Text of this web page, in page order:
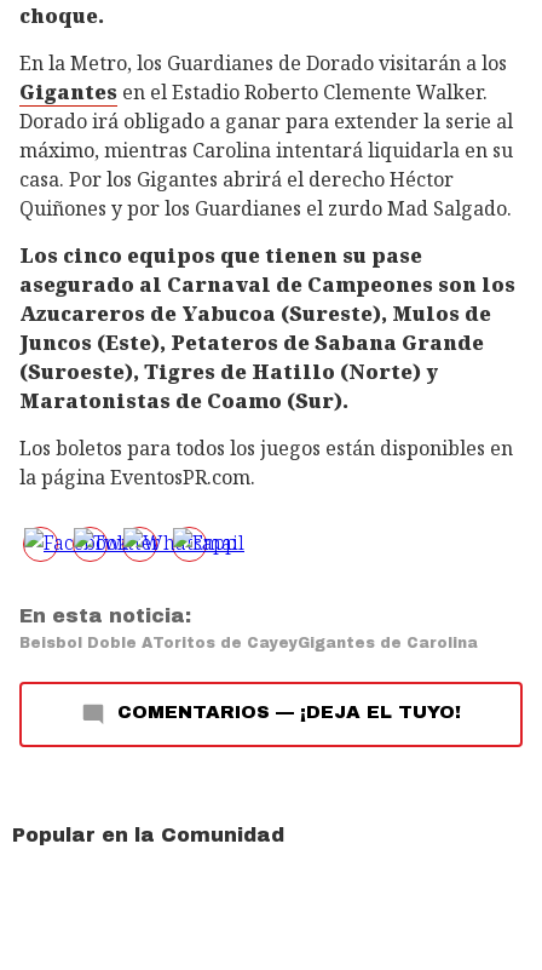
choque.
En la Metro, los Guardianes de Dorado visitarán a los
Gigantes en el Estadio Roberto Clemente Walker.
Dorado irá obligado a ganar para extender la serie al
máximo, mientras Carolina intentará liquidarla en su
casa. Por los Gigantes abrirá el derecho Héctor
Quiñones y por los Guardianes el zurdo Mad Salgado.
Los cinco equipos que tienen su pase
asegurado al Carnaval de Campeones son los
Azucareros de Yabucoa (Sureste), Mulos de
Juncos (Este), Petateros de Sabana Grande
(Suroeste), Tigres de Hatillo (Norte) y
Maratonistas de Coamo (Sur).
Los boletos para todos los juegos están disponibles en
la página EventosPR.com.
En esta noticia:
Beisbol Doble AToritos de CayeyGigantes de Carolina
COMENTARIOS — ¡DEJA EL TUYO!
Popular en la Comunidad